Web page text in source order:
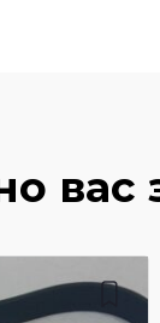
вас